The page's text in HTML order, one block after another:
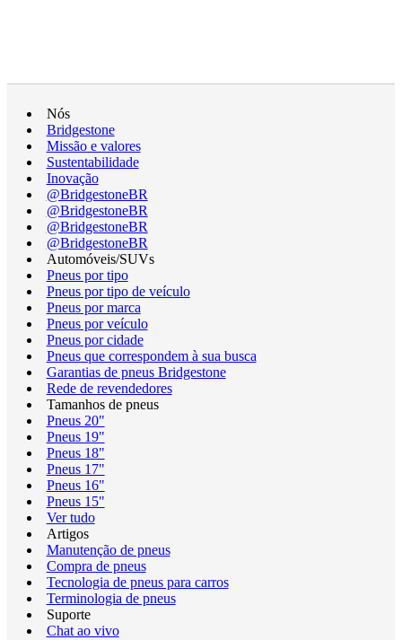
Nós
Bridgestone
Missão e valores
Sustentabilidade
Inovação
@BridgestoneBR
@BridgestoneBR
@BridgestoneBR
@BridgestoneBR
Automóveis/SUVs
Pneus por tipo
Pneus por tipo de veículo
Pneus por marca
Pneus por veículo
Pneus por cidade
Pneus que correspondem à sua busca
Garantias de pneus Bridgestone
Rede de revendedores
Tamanhos de pneus
Pneus 20"
Pneus 19"
Pneus 18"
Pneus 17"
Pneus 16"
Pneus 15"
Ver tudo
Artigos
Manutenção de pneus
Compra de pneus
Tecnologia de pneus para carros
Terminologia de pneus
Suporte
Chat ao vivo